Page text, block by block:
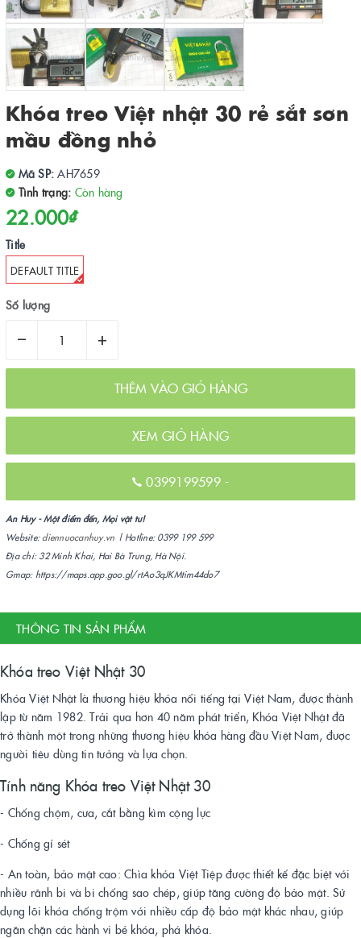
Khóa treo Việt nhật 30 rẻ sắt sơn
mầu đồng nhỏ
Mã SP: AH7659
Tình trạng: Còn hàng
22.000₫
Title
DEFAULT TITLE
Số lượng
– +
THÊM VÀO GIỎ HÀNG
XEM GIỎ HÀNG
0399199599 -
An Huy - Một điểm đến, Mọi vật tư!
Website: diennuocanhuy.vn | Hotline: 0399 199 599
Địa chỉ: 32 Minh Khai, Hai Bà Trưng, Hà Nội.
Gmap: https://maps.app.goo.gl/rtAo3qJKMtim44do7
THÔNG TIN SẢN PHẨM
Khóa treo Việt Nhật 30
Khóa Việt Nhật là thương hiệu khóa nổi tiếng tại Việt Nam, được thành
lập từ năm 1982. Trải qua hơn 40 năm phát triển, Khóa Việt Nhật đã
trở thành một trong những thương hiệu khóa hàng đầu Việt Nam, được
người tiêu dùng tin tưởng và lựa chọn.
Tính năng Khóa treo Việt Nhật 30
- Chống chộm, cưa, cắt bằng kìm cộng lực
- Chống gỉ sét
- An toàn, bảo mật cao: Chìa khóa Việt Tiệp được thiết kế đặc biệt với
nhiều rãnh bi và bi chống sao chép, giúp tăng cường độ bảo mật. Sử
dụng lõi khóa chống trộm với nhiều cấp độ bảo mật khác nhau, giúp
ngăn chặn các hành vi bẻ khóa, phá khóa.